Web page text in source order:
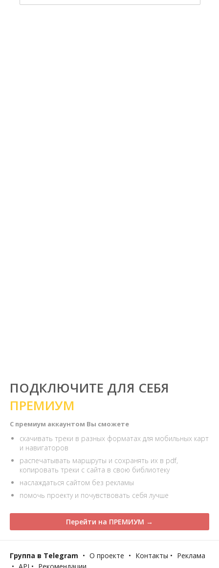
ПОДКЛЮЧИТЕ ДЛЯ СЕБЯ
ПРЕМИУМ
С премиум аккаунтом Вы сможете
скачивать треки в разных форматах для мобильных карт
и навигаторов
распечатывать маршруты и сохранять их в pdf,
копировать треки с сайта в свою библиотеку
наслаждаться сайтом без рекламы
помочь проекту и почувствовать себя лучше
Перейти на ПРЕМИУМ →
Группа в Telegram • О проекте • Контакты • Реклама